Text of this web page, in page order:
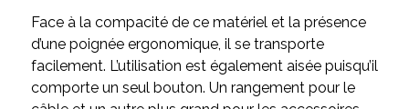
Face à la compacité de ce matériel et la présence
d’une poignée ergonomique, il se transporte
facilement. L’utilisation est également aisée puisqu’il
comporte un seul bouton. Un rangement pour le